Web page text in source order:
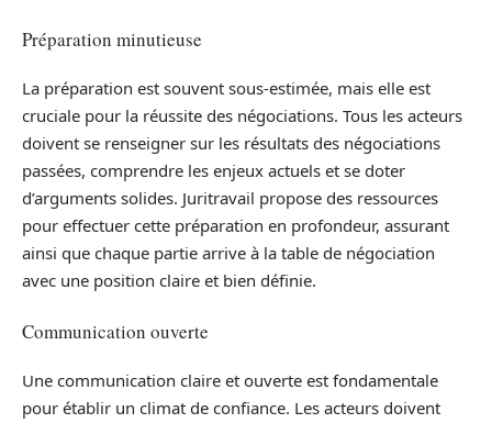
Préparation minutieuse
La préparation est souvent sous-estimée, mais elle est
cruciale pour la réussite des négociations. Tous les acteurs
doivent se renseigner sur les résultats des négociations
passées, comprendre les enjeux actuels et se doter
d’arguments solides. Juritravail propose des ressources
pour effectuer cette préparation en profondeur, assurant
ainsi que chaque partie arrive à la table de négociation
avec une position claire et bien définie.
Communication ouverte
Une communication claire et ouverte est fondamentale
pour établir un climat de confiance. Les acteurs doivent